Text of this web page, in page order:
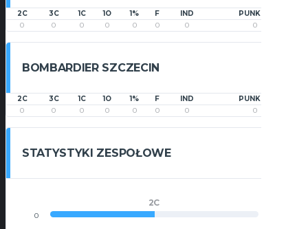
2C 3C 1C 1O 1% F IND
PUNKTY
0
0 0 0 0 0 0 0
BOMBARDIER SZCZECIN
2C 3C 1C 1O 1% F IND
PUNKTY
0
0 0 0 0 0 0 0
STATYSTYKI ZESPOŁOWE
2C
0